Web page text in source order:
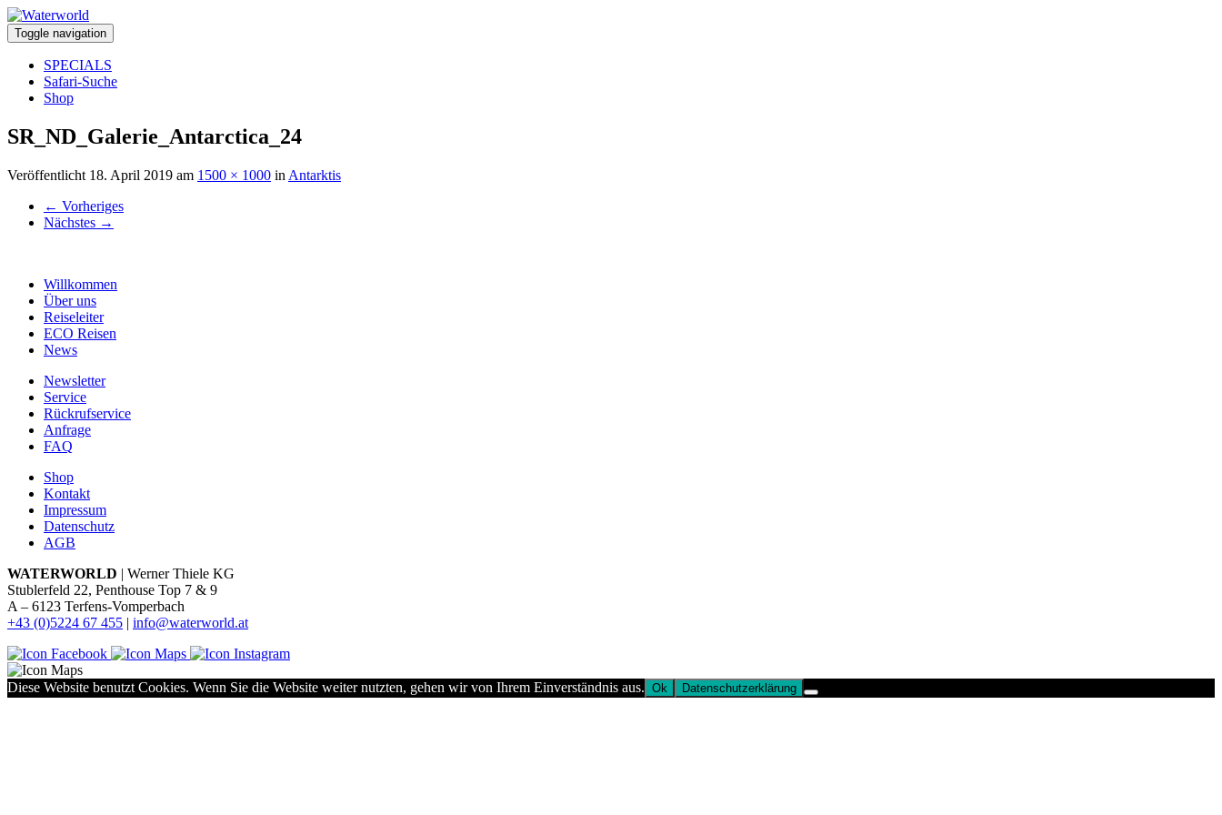
Toggle navigation
SPECIALS
Safari-Suche
Shop
SR_ND_Galerie_Antarctica_24
Veröffentlicht 18. April 2019 am 1500 × 1000 in Antarktis
← Vorheriges
Nächstes →
Willkommen
Über uns
Reiseleiter
ECO Reisen
News
Newsletter
Service
Rückrufservice
Anfrage
FAQ
Shop
Kontakt
Impressum
Datenschutz
AGB
WATERWORLD | Werner Thiele KG
Stublerfeld 22, Penthouse Top 7 & 9
A – 6123 Terfens-Vomperbach
+43 (0)5224 67 455 | info@waterworld.at
Diese Website benutzt Cookies. Wenn Sie die Website weiter nutzten, gehen wir von Ihrem Einverständnis aus. Ok Datenschutzerklärung